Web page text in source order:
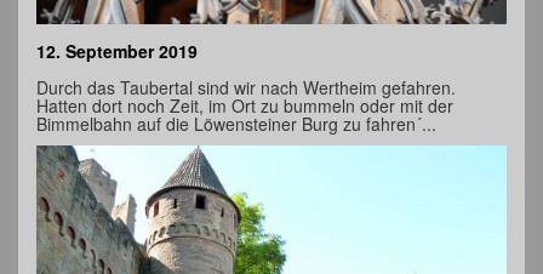
12. September 2019
Durch das Taubertal sind wir nach Wertheim gefahren.
Hatten dort noch Zeit, im Ort zu bummeln oder mit der
Bimmelbahn auf die Löwensteiner Burg zu fahren´...